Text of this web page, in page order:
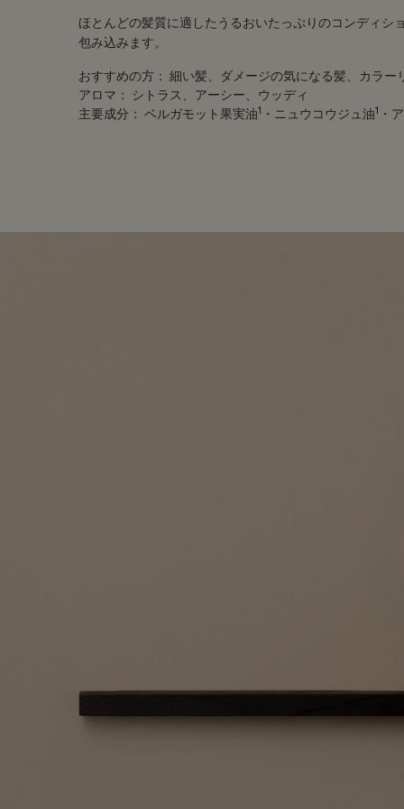
ほとんどの髪質に適したうるおいたっぷりのコンディ
包み込みます。
おすすめの方： 細い髪、ダメージの気になる髪、カラ
アロマ：
シトラス、アーシー、ウッディ
主要成分： ベルガモット果実油1 ・ニュウコウジュ油1 ・